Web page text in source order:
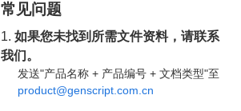
常见问题
1.如果您未找到所需文件资料，请联系
我们。
发送"产品名称 + 产品编号 + 文档类型"至
product@genscript.com.cn